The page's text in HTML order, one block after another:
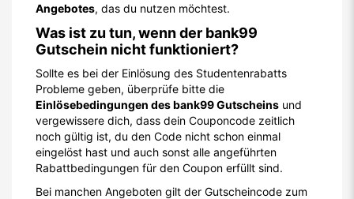
Angebotes, das du nutzen möchtest.
Was ist zu tun, wenn der bank99
Gutschein nicht funktioniert?
Sollte es bei der Einlösung des Studentenrabatts
Probleme geben, überprüfe bitte die
Einlösebedingungen des bank99 Gutscheins und
vergewissere dich, dass dein Couponcode zeitlich
noch gültig ist, du den Code nicht schon einmal
eingelöst hast und auch sonst alle angeführten
Rabattbedingungen für den Coupon erfüllt sind.
Bei manchen Angeboten gilt der Gutscheincode zum